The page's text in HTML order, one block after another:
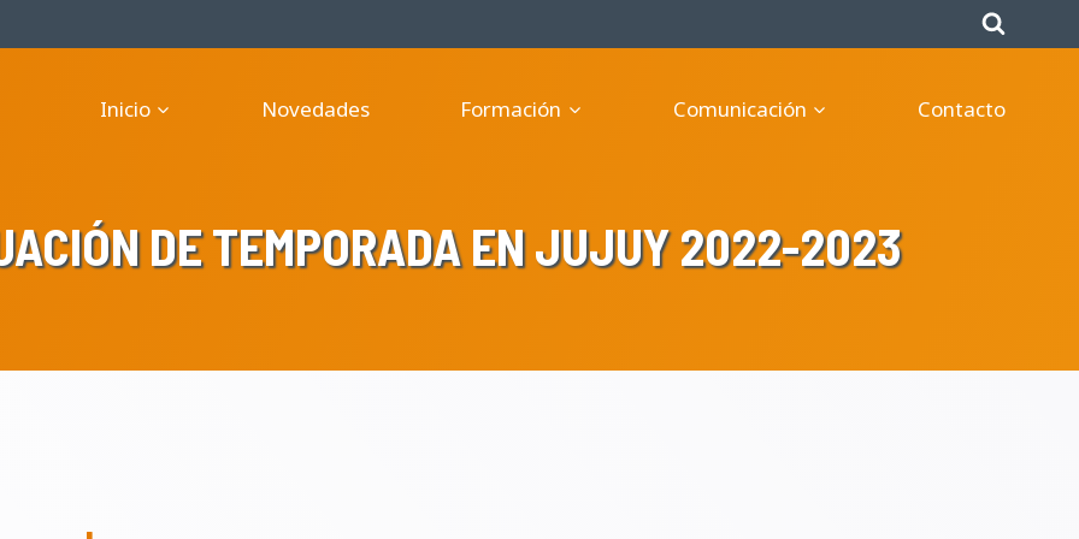
Inicio
Novedades Formación Comunicación Contacto
DE TEMPORADA EN JUJUY 2022-2023